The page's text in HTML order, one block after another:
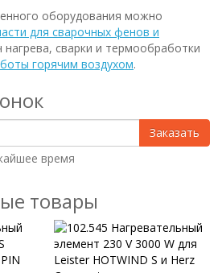
оборудования можно
для сварочных фенов и
нагрева, сварки и термообработки
горячим воздухом.
Заказать
время
товары